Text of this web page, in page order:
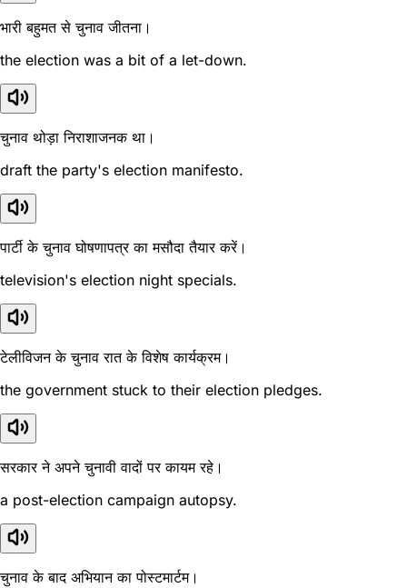
भारी बहुमत से चुनाव जीतना।
the election was a bit of a let-down.
चुनाव थोड़ा निराशाजनक था।
draft the party's election manifesto.
पार्टी के चुनाव घोषणापत्र का मसौदा तैयार करें।
television's election night specials.
टेलीविजन के चुनाव रात के विशेष कार्यक्रम।
the government stuck to their election pledges.
सरकार ने अपने चुनावी वादों पर कायम रहे।
a post-election campaign autopsy.
चुनाव के बाद अभियान का पोस्टमार्टम।